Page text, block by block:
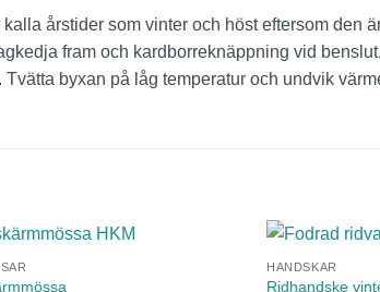
årstider som vinter och höst eftersom den
fram och kardborreknäppning vid
byxan på låg temperatur och undvik
HANDSKAR
Ridhandske